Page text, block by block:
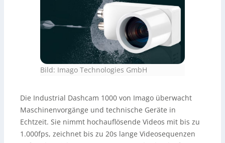
Bild: Imago Technologies GmbH
Die Industrial Dashcam 1000 von Imago überwacht
Maschinenvorgänge und technische Geräte in
Echtzeit. Sie nimmt hochauflösende Videos mit bis zu
1.000fps, zeichnet bis zu 20s lange Videosequenzen